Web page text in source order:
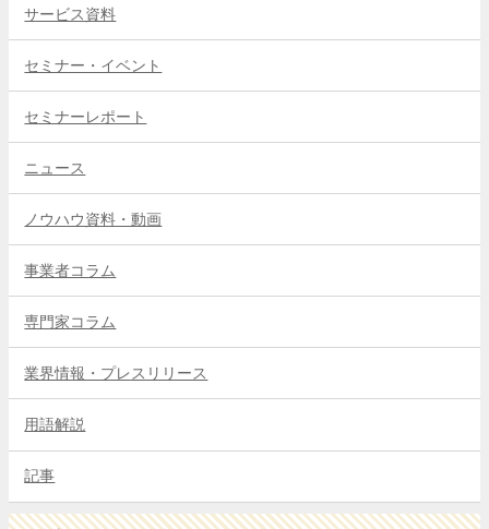
サービス資料
セミナー・イベント
セミナーレポート
ニュース
ノウハウ資料・動画
事業者コラム
専門家コラム
業界情報・プレスリリース
用語解説
記事